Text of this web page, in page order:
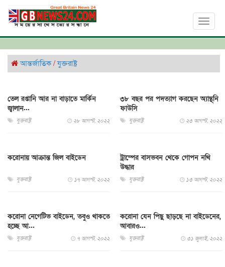
Toggle
আন্তর্জাতিক/যুক্তরাষ্ট্র
তেল রপ্তানি আর না বাড়াতে মার্কিন
জ্বালান...
যুক্তরাষ্ট্র ২৮ আগস্ট, ২০২২
৩৮ বছর পর পদত্যাগ করছেন অ্যান্থনি
ফাউসি
যুক্তরাষ্ট্র ২৩ আগস্ট, ২০২২
করোনায় আক্রান্ত জিল বাইডেন
যুক্তরাষ্ট্র ১৭ আগস্ট, ২০২২
ট্রাম্পের বাসভবন থেকে গোপন নথি
উদ্ধার
যুক্তরাষ্ট্র ১৩ আগস্ট, ২০২২
করোনা নেগেটিভ বাইডেন, তবুও থাকতে
হচ্ছে আ...
যুক্তরাষ্ট্র ৭ আগস্ট, ২০২২
করোনা যেন পিছু ছাড়ছে না বাইডেনের,
আবারও...
যুক্তরাষ্ট্র ৩১ জুলাই, ২০২২